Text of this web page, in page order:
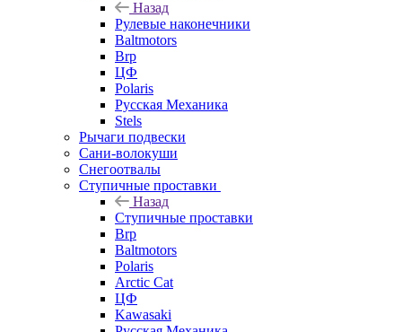
Назад
Рулевые наконечники
Baltmotors
Brp
ЦФ
Polaris
Русская Механика
Stels
Рычаги подвески
Сани-волокуши
Снегоотвалы
Ступичные проставки
Назад
Ступичные проставки
Brp
Baltmotors
Polaris
Arctic Cat
ЦФ
Kawasaki